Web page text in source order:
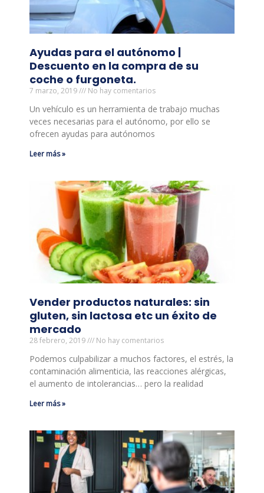
Ayudas para el autónomo |
Descuento en la compra de su
coche o furgoneta.
7 marzo, 2019 No hay comentarios
Un vehículo es un herramienta de trabajo muchas
veces necesarias para el autónomo, por ello se
ofrecen ayudas para autónomos
Leer más »
Vender productos naturales: sin
gluten, sin lactosa etc un éxito de
mercado
28 febrero, 2019 No hay comentarios
Podemos culpabilizar a muchos factores, el estrés, la
contaminación alimenticia, las reacciones alérgicas,
el aumento de intolerancias… pero la realidad
Leer más »